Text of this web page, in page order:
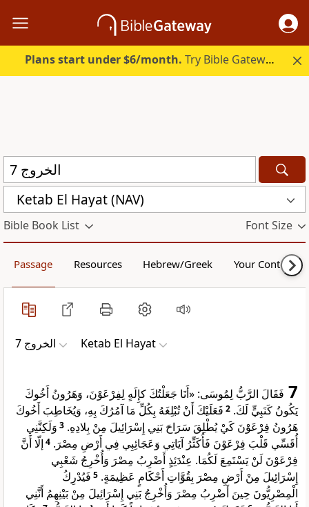
Plans start under $6/month. Try Bible Gateway Plus.
Ketab El Hayat (NAV)
Bible Book List Font Size
Passage Resources Hebrew/Greek Your Content
ﺍﻟﺨﺮﻭﺝ 7 Ketab El Hayat
7 فَقَالَ الرَّبُّ لِمُوسَى: «أَنَا جَعَلْتُكَ كإِلَهٍ لِفِرْعَوْنَ، وَهَرُونُ أَخُوكَ
يَكُونُ كَنَبِيٍّ لَكَ. 2 فَعَلَيْكَ أَنْ تُبْلِغَهُ بِكُلِّ مَا آمُرُكَ بِهِ، وَيُخَاطِبَ أَخُوكَ
هَرُونُ فِرْعَوْنَ كَيْ يُطْلِقَ سَرَاحَ بَنِي إِسْرَائِيلَ مِنْ بِلادِهِ. 3 وَلَكِنَّنِي
أُقَسِّي قَلْبَ فِرْعَوْنَ فَأُكَثِّرُ آيَاتِي وَعَجَائِبِي فِي أَرْضِ مِصْرَ. 4 إلّا أَنَّ
فِرْعَوْنَ لَنْ يَسْتَمِعَ لَكُمَا. عِنْدَئِذٍ أَضْرِبُ مِصْرَ وَأُخْرِجُ شَعْبِي
إِسْرَائِيلَ مِنْ أَرْضِ مِصْرَ بِقُوَّاتِ أَحْكَامٍ عَظِيمَةٍ. 5 فَيُدْرِكُ
الْمِصْرِيُّونَ حِينَ أَضْرِبُ مِصْرَ وَأُخْرِجُ بَنِي إِسْرَائِيلَ مِنْ بَيْنِهِمُ أَنَّنِي